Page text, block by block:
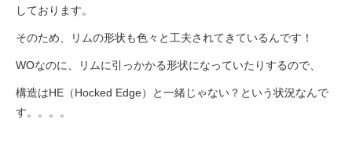
しております。
そのため、リムの形状も色々と工夫されてきているんです！
WOなのに、リムに引っかかる形状になっていたりするので、
構造はHE（Hocked Edge）と一緒じゃない？という状況なんで
す。。。。